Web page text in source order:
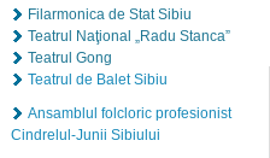
Filarmonica de Stat Sibiu
Teatrul Naţional „Radu Stanca”
Teatrul Gong
Teatrul de Balet Sibiu
Ansamblul folcloric profesionist
Cindrelul-Junii Sibiului